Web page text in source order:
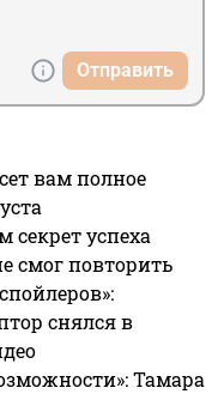
Отправить
вам полное
секрет успеха
смог повторить
снялся в
Тамара